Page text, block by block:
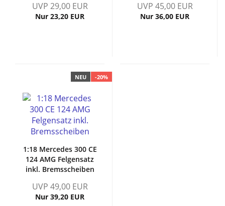
UVP 29,00 EUR
Nur 23,20 EUR
UVP 45,00 EUR
Nur 36,00 EUR
NEU -20%
1:18 Mercedes 300 CE
124 AMG Felgensatz
inkl. Bremsscheiben
UVP 49,00 EUR
Nur 39,20 EUR